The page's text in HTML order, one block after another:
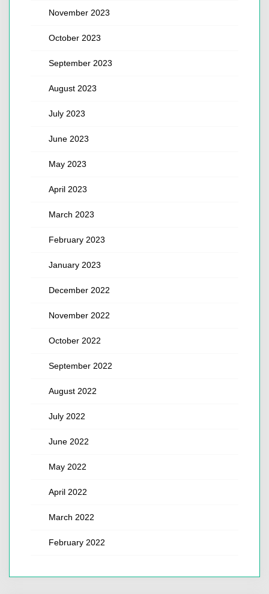
November 2023
October 2023
September 2023
August 2023
July 2023
June 2023
May 2023
April 2023
March 2023
February 2023
January 2023
December 2022
November 2022
October 2022
September 2022
August 2022
July 2022
June 2022
May 2022
April 2022
March 2022
February 2022